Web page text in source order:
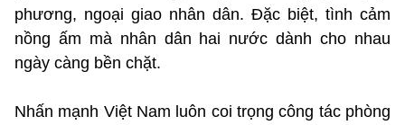
phương, ngoại giao nhân dân. Đặc biệt, tình cảm
nồng ấm mà nhân dân hai nước dành cho nhau
ngày càng bền chặt.
Nhấn mạnh Việt Nam luôn coi trọng công tác phòng